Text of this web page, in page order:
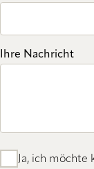
Ihre Nachricht
Ja, ich